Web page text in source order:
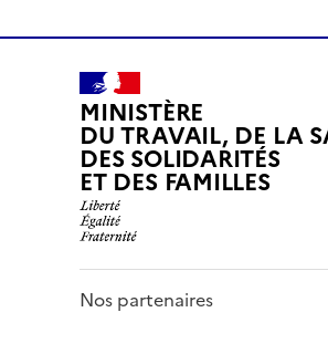
MINISTÈRE
DU TRAVAIL, DE LA
DES SOLIDARITÉS
ET DES FAMILLES
Nos partenaires